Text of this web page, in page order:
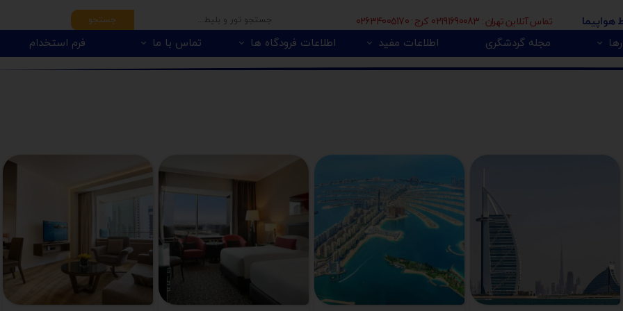
مجله گردشگری اطلاعات مفید اطلاعات فرودگاه ها تماس با ما فرم استخدام
جستجو هواپیما تماس آنلاین تهران : 02191690083 کرج : 02634005170